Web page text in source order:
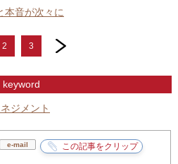
本音が次々に
2 3
next
keyword
ジメント
e-mail